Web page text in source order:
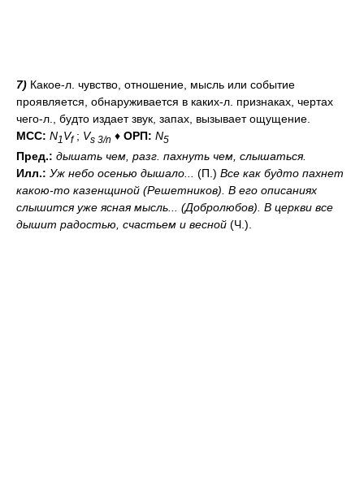
7) Какое-л. чувство, отношение, мысль или событие
проявляется, обнаруживается в каких-л. признаках, чертах
чего-л., будто издает звук, запах, вызывает ощущение.
МСС: N1 Vf; Vs 3/n ♦ ОРП: N5
Пред.: дышать чем, разг. пахнуть чем , слышаться.
Илл.: Уж небо осенью дышало... (П.) Все как будто пахнет
какою-то казенщиной (Решетников). В его описаниях
слышится уже ясная мысль... (Добролюбов). В церкви все
дышит радостью, счастьем и весной (Ч.).